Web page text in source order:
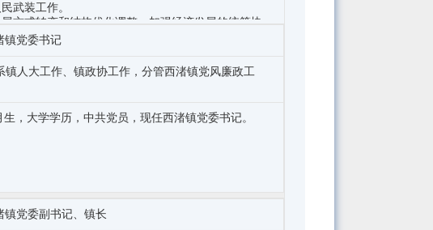
武装工作。
方式转变和结构优化调整，加强经济发展的统筹协
以及引导和扶持各类经济组织的发展。
置、建设管理工作。负责实施乡村振兴战略，推进现
服务管理工作体制机制，做好教育、卫生健康、人力
化、体育、旅游、退役军人事务等工作。
镇党委书记
镇人大工作、镇政协工作，分管西渚镇党风廉政工
，大学学历，中共党员，现任西渚镇党委书记。
镇党委副书记、镇长